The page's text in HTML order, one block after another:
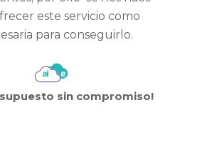
este servicio como
para conseguirlo.
sin compromiso!